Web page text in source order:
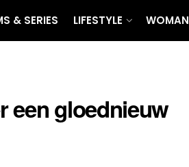
& SERIES LIFESTYLE WOMAN
een gloednieuw